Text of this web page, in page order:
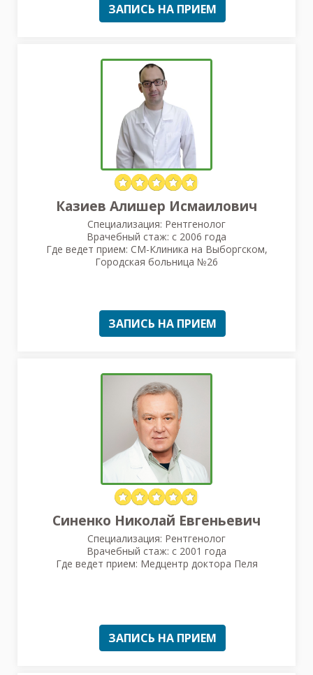
ЗАПИСЬ НА ПРИЕМ
Казиев Алишер Исмаилович
Специализация: Рентгенолог
Врачебный стаж: с 2006 года
Где ведет прием: СМ-Клиника на Выборгском,
Городская больница №26
ЗАПИСЬ НА ПРИЕМ
Синенко Николай Евгеньевич
Специализация: Рентгенолог
Врачебный стаж: с 2001 года
Где ведет прием: Медцентр доктора Пеля
ЗАПИСЬ НА ПРИЕМ